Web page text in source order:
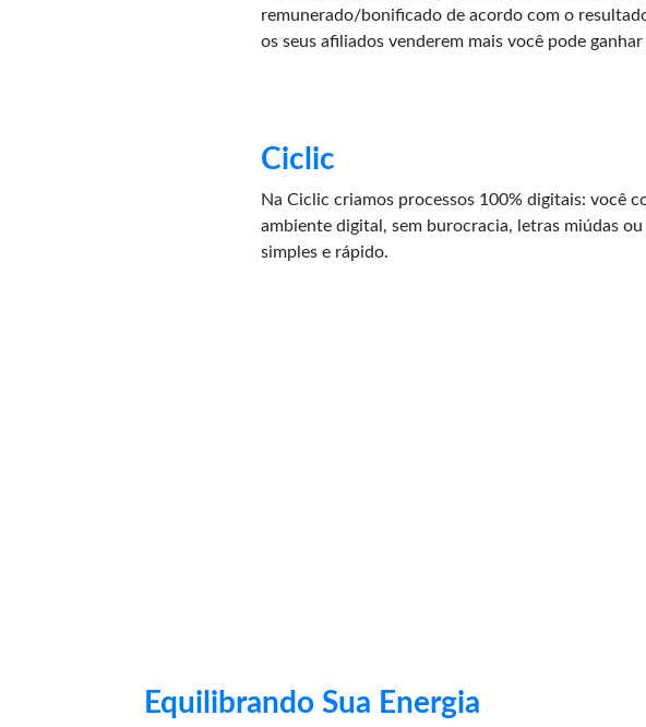
remunerado/bonificado de acordo com o
os seus afiliados venderem mais você pode ganhar
Ciclic
Na Ciclic criamos processos 100% digitais: você
ambiente digital, sem burocracia, letras miúdas ou
simples e rápido.
Equilibrando Sua Energia